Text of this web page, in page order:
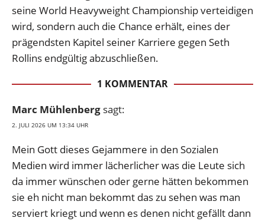
seine World Heavyweight Championship verteidigen
wird, sondern auch die Chance erhält, eines der
prägendsten Kapitel seiner Karriere gegen Seth
Rollins endgültig abzuschließen.
1 KOMMENTAR
Marc Mühlenberg sagt:
2. JULI 2026 UM 13:34 UHR
Mein Gott dieses Gejammere in den Sozialen
Medien wird immer lächerlicher was die Leute sich
da immer wünschen oder gerne hätten bekommen
sie eh nicht man bekommt das zu sehen was man
serviert kriegt und wenn es denen nicht gefällt dann